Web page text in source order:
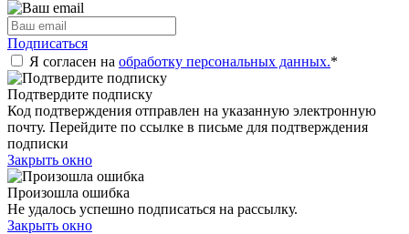
Подписаться
Я согласен на обработку персональных данных.*
Подтвердите подписку
Код подтверждения отправлен на указанную электронную
почту. Перейдите по ссылке в письме для подтверждения
подписки
Закрыть окно
Произошла ошибка
Не удалось успешно подписаться на рассылку.
Закрыть окно